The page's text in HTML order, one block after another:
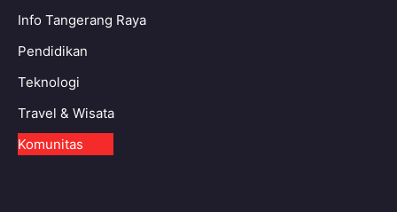
Info Tangerang Raya
Pendidikan
Teknologi
Travel & Wisata
Komunitas